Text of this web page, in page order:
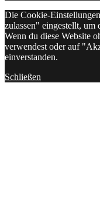
Die Cookie-
zulassen" eingestellt, um
Wenn du diese Website
verwendest oder auf
einverstanden.
Schließen